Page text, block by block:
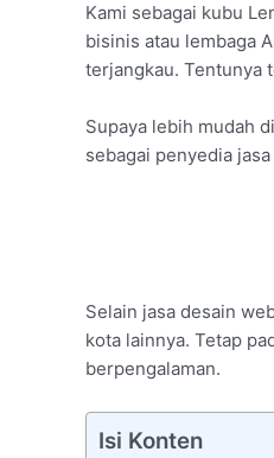
Kami sebagai kubu
bisinis atau lembaga
terjangkau. Tentunya
Supaya lebih mudah
sebagai penyedia
Selain jasa desain
kota lainnya. Tetap
berpengalaman.
Isi Konten